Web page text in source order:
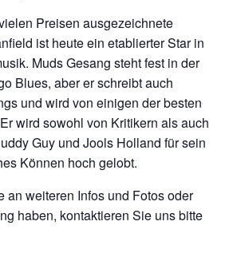
Preisen ausgezeichnete
ist heute ein etablierter Star in
Muds Gesang steht fest in der
Blues, aber er schreibt auch
und wird von einigen der besten
wird sowohl von Kritikern als auch
Guy und Jools Holland für sein
Können hoch gelobt.
an weiteren Infos und Fotos oder
haben, kontaktieren Sie uns bitte